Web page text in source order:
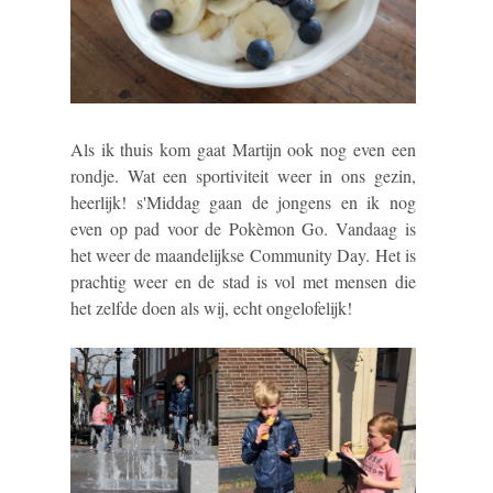
Als ik thuis kom gaat Martijn ook nog even een
rondje. Wat een sportiviteit weer in ons gezin,
heerlijk! s'Middag gaan de jongens en ik nog
even op pad voor de Pokèmon Go. Vandaag is
het weer de maandelijkse Community Day. Het is
prachtig weer en de stad is vol met mensen die
het zelfde doen als wij, echt ongelofelijk!